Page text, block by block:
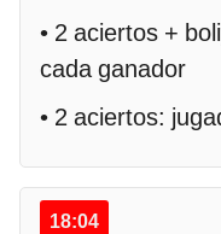
• 2 aciertos +
cada ganador
• 2 aciertos:
18:04